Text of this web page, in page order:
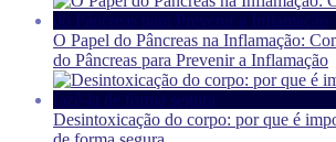
O Papel do Pâncreas na Inflamação:
do Pâncreas para Prevenir a Inflamação
Desintoxicação do corpo: por que é